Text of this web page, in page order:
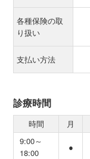
各種保険の取
り扱い
支払い方法
診療時間
時間 月
9:00～
18:00
●